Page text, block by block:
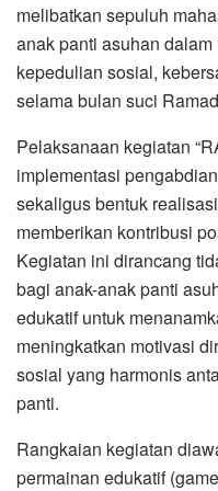
melibatkan sepuluh
anak panti asuhan
kepedulian sosial,
selama bulan suci
Pelaksanaan kegiatan
implementasi
sekaligus bentuk
memberikan kontribusi
Kegiatan ini dirancang
bagi anak-anak panti
edukatif untuk
meningkatkan motivasi
sosial yang harmonis
panti.
Rangkaian kegiatan
permainan edukatif